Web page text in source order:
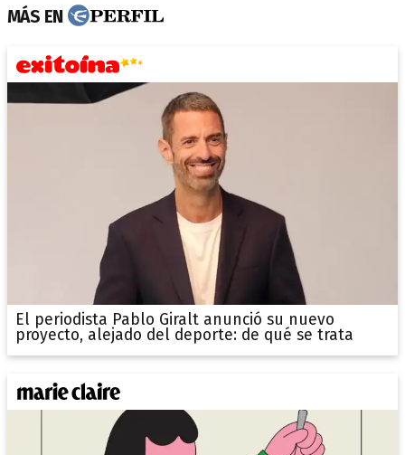
MÁS EN
El periodista Pablo Giralt anunció su nuevo
proyecto, alejado del deporte: de qué se trata